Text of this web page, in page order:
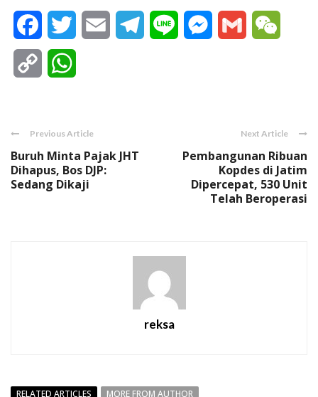
FacebookTwitter Email Telegram
Line Messenger
Gmail
Copy
Previous Article
Buruh Minta Pajak JHT
Dihapus, Bos DJP:
Sedang Dikaji
Next Article
Pembangunan Ribuan
Kopdes di Jatim
Dipercepat, 530 Unit
Telah Beroperasi
reksa
RELATED ARTICLES MORE FROM AUTHOR